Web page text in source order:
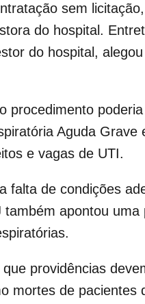
sem
do hospital.
do hospital,
Aguda
e vagas de UTI.
de condições
apontou
providências
mortes de pacientes